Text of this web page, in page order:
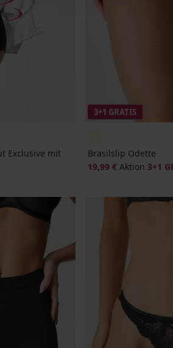
Exclusive mit
3+1 GRATIS
Brasilslip Odette
19,99 € Aktion 3+1